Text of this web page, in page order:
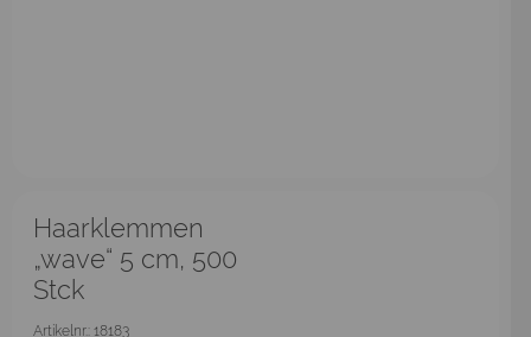
Haarklemmen
„wave“ 5 cm, 500
Stck
Artikelnr.: 18183